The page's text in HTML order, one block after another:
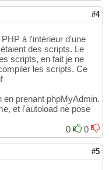
#4
à l'intérieur d'une
des scripts. Le
scripts, en fait je ne
les scripts. Ce
en prenant phpMyAdmin.
et l'autoload ne pose
0
0
#5